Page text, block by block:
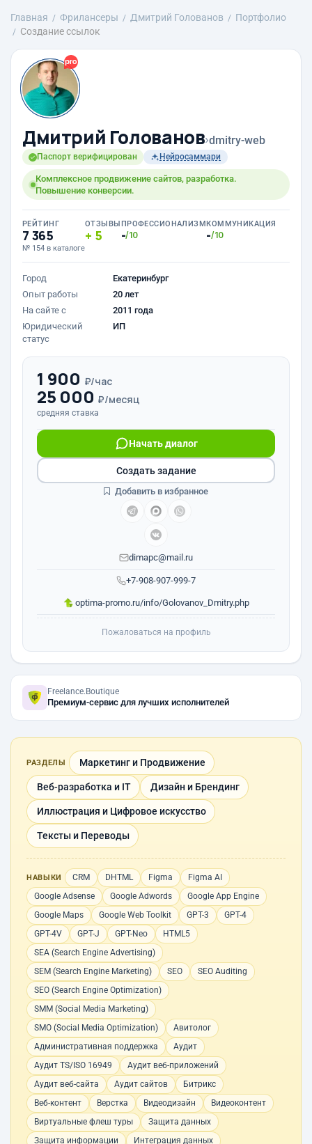
Главная Фрилансеры Дмитрий Голованов
Портфолио
Создание ссылок
Дмитрий Голованов›dmitry-web
Паспорт верифицирован Нейросаммари
Комплексное продвижение сайтов, разработка.
Повышение конверсии.
РЕЙТИНГ
7 365
№ 154 в каталоге
ОТЗЫВЫ
5
ПРОФЕССИОНАЛИЗМ
-/10
КОММУНИКАЦИЯ
-/10
Город
Екатеринбург
Опыт работы
20 лет
На сайте с
2011 года
Юридический
статус
ИП
1 900 ₽/час
25 000 ₽/месяц
средняя ставка
+7-908-907-999-7
Начать диалог
dimapc@mail.ru
optima-promo.ru/info/Golovanov_Dmitry.php
Создать задание
Добавить в избранное
Пожаловаться на профиль
Freelance.Boutique
Премиум-сервис для лучших исполнителей
РАЗДЕЛЫ Маркетинг и Продвижение
Веб-разработка и IT Дизайн и Брендинг
Иллюстрация и Цифровое искусство
Тексты и Переводы
НАВЫКИ CRM DHTML Figma
Figma AI
Google Adsense
Google Adwords
Google App Engine
Google Maps
Google Web Toolkit GPT-3
GPT-4
GPT-4V
GPT-J GPT-Neo
HTML5
SEA (Search Engine Advertising)
SEM (Search Engine Marketing)
SEO
SEO Auditing
SEO (Search Engine Optimization)
SMM (Social Media Marketing)
SMO (Social Media Optimization)
Авитолог
Административная поддержка
Аудит
Аудит TS/ISO 16949
Аудит веб-приложений
Аудит веб-сайта
Аудит сайтов
Битрикс
Веб-контент
Верстка Видеодизайн
Видеоконтент
Виртуальные флеш туры
Защита данных
Защита информации
Интеграция данных